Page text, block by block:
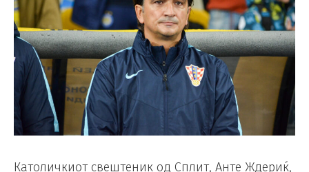
Католичкиот свештеник од Сплит, Анте Ждериќ,